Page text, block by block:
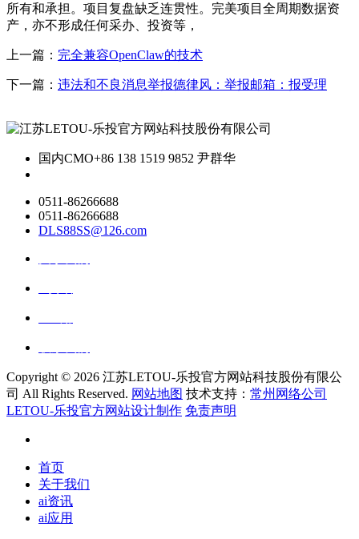
所有和承担。项目复盘缺乏连贯性。完美项目全周期数据资
产，亦不形成任何采办、投资等，
上一篇： 完全兼容OpenClaw的技术
下一篇： 违法和不良消息举报德律风：举报邮箱：报受理
国内CMO+86 138 1519 9852 尹群华
0511-86266688
0511-86266688
DLS88SS@126.com
Copyright © 2026 江苏LETOU-乐投官方网站科技股份有限公
司 All Rights Reserved. 网站地图 技术支持： 常州网络公司
LETOU-乐投官方网站设计制作 免责声明
首页
关于我们
ai资讯
ai应用